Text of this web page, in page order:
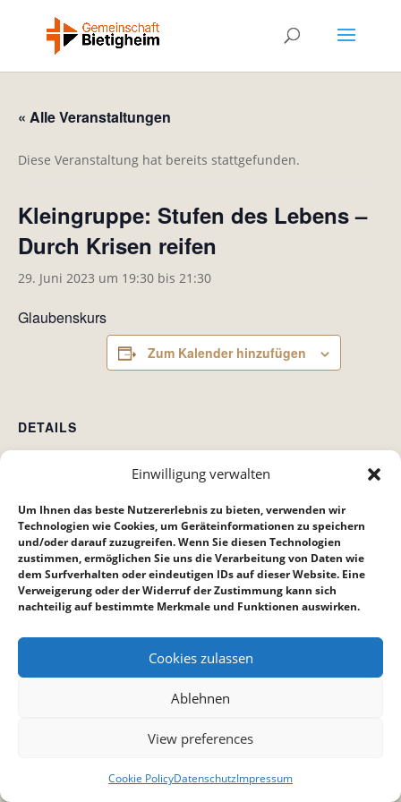
Einwilligung verwalten
Um Ihnen das beste Nutzererlebnis zu bieten, verwenden wir
Technologien wie Cookies, um Geräteinformationen zu speichern
und/oder darauf zuzugreifen. Wenn Sie diesen Technologien
zustimmen, ermöglichen Sie uns die Verarbeitung von Daten wie
dem Surfverhalten oder eindeutigen IDs auf dieser Website. Eine
Verweigerung oder der Widerruf der Zustimmung kann sich
nachteilig auf bestimmte Merkmale und Funktionen auswirken.
Cookies zulassen
Ablehnen
View preferences
Cookie PolicyDatenschutzImpressum
« Alle Veranstaltungen
Diese Veranstaltung hat bereits stattgefunden.
Kleingruppe: Stufen des Lebens –
Durch Krisen reifen
29. Juni 2023 um 19:30 bis 21:30
Glaubenskurs
Zum Kalender hinzufügen
DETAILS
Zeit:
19:30 bis 21:30
Bibelstunde Bietigheim Hauskreis Gemeinsam Unterwegs